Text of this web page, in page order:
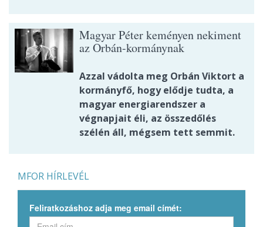
Magyar Péter keményen nekiment
az Orbán-kormánynak
Azzal vádolta meg Orbán Viktort a
kormányfő, hogy elődje tudta, a
magyar energiarendszer a
végnapjait éli, az összedőlés
szélén áll, mégsem tett semmit.
MFOR HÍRLEVÉL
Feliratkozáshoz adja meg email címét: